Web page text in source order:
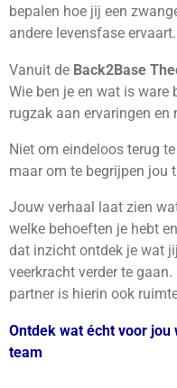
bepalen hoe jij een
andere levensfase ervaart.
Vanuit de Back2Base
Wie ben je en wat is
rugzak aan ervaringen en
Niet om eindeloos terug
maar om te begrijpen jou
Jouw verhaal laat zien
welke behoeften je hebt
dat inzicht ontdek je wat
veerkracht verder te
partner is hierin ook
Ontdek wat écht voor
team